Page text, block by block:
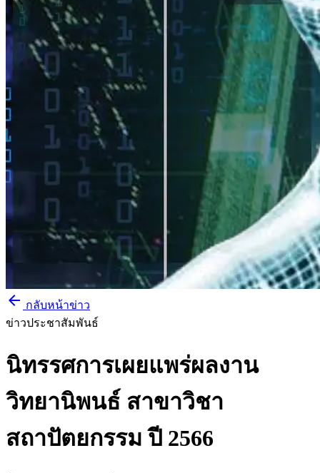
arrow_back กลับหน้าข่าว
ข่าวประชาสัมพันธ์
นิทรรศการเผยแพร่ผลงาน
วิทยานิพนธ์ สาขาวิชา
สถาปัตยกรรม ปี 2566